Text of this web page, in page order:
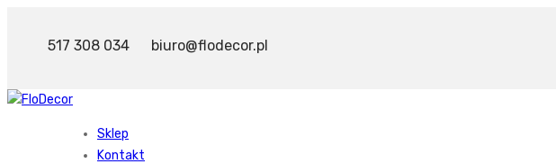
517 308 034 biuro@flodecor.pl
Sklep
Kontakt